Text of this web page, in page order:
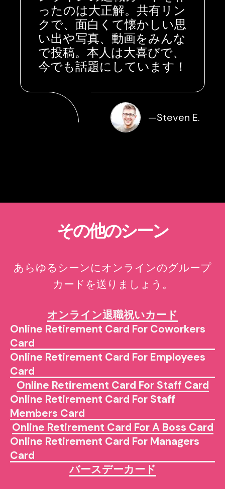
ったのは大正解。共有リン
クで、面白くて懐かしい思
い出や写真、動画をみんな
で投稿。本人は大喜びで、
今でも話題にしています！
—Steven E.
その他のシーン
あらゆるシーンにオンラインのグループ
カードを送りましょう。
オンライン退職祝いカード
Online Retirement Card For Coworkers
Card
Online Retirement Card For Employees
Card
Online Retirement Card For Staff Card
Online Retirement Card For Staff
Members Card
Online Retirement Card For A Boss Card
Online Retirement Card For Managers
Card
バースデーカード